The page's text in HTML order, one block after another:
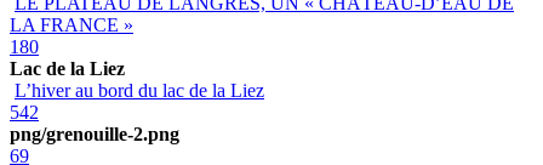
LA FRANCE »
180
Lac de la Liez
L’hiver au bord du lac de la Liez
542
png/grenouille-2.png
69